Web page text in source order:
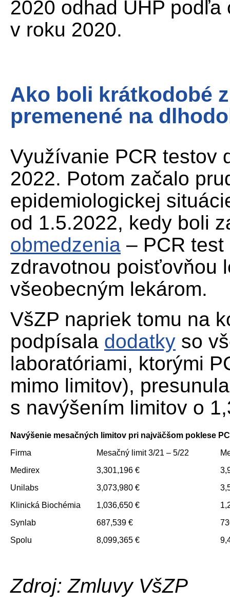
2020 odhad ÚHP
v roku 2020.
Ako boli krátkodobé
premenené na
Využívanie PCR testov
2022. Potom začalo
epidemiologickej
od 1.5.2022, kedy boli
obmedzenia – PCR
zdravotnou poisťovňou
všeobecným lekárom.
VšZP napriek tomu na
podpísala dodatky so
laboratóriami, ktorými
mimo limitov),
s navýšením limitov o
Navýšenie mesačných limitov pri najväčšom poklese
Firma
Mesačný limit 3/21 – 5/22
Medirex
3,301,196 €
Unilabs
3,073,980 €
Klinická Biochémia
1,036,650 €
Synlab
687,539 €
Spolu
8,099,365 €
Zdroj: Zmluvy VšZP